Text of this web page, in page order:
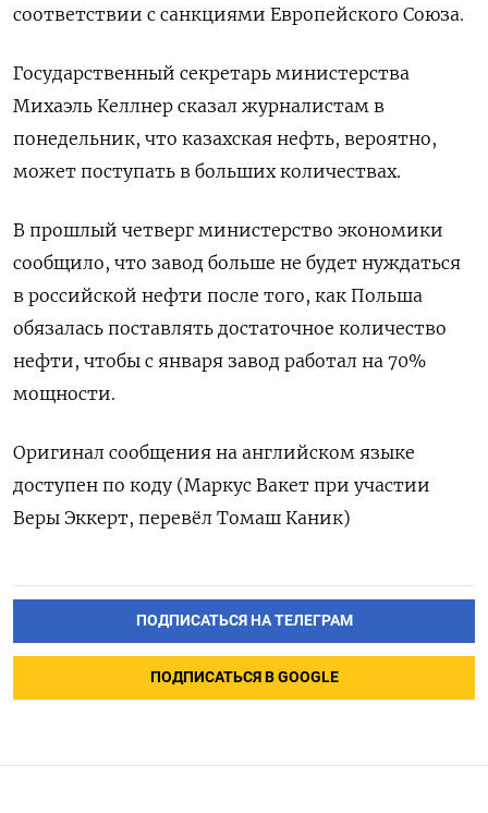
соответствии с санкциями Европейского Союза.
Государственный секретарь министерства
Михаэль Келлнер сказал журналистам в
понедельник, что казахская нефть, вероятно,
может поступать в больших количествах.
В прошлый четверг министерство экономики
сообщило, что завод больше не будет нуждаться
в российской нефти после того, как Польша
обязалась поставлять достаточное количество
нефти, чтобы с января завод работал на 70%
мощности.
Оригинал сообщения на английском языке
доступен по коду (Маркус Вакет при участии
Веры Эккерт, перевёл Томаш Каник)
ПОДПИСАТЬСЯ НА ТЕЛЕГРАМ
ПОДПИСАТЬСЯ В GOOGLE